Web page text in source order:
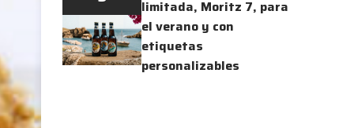
limitada, Moritz 7, para
el verano y con
etiquetas
personalizables